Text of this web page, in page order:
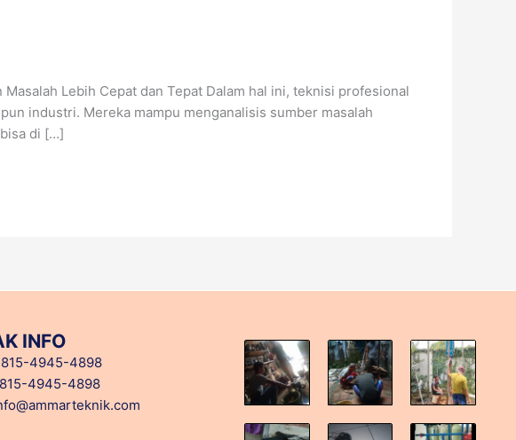
Lebih Cepat dan Tepat Dalam hal ini, teknisi profesional
industri. Mereka mampu menganalisis sumber masalah
di […]
INFO
4945-4898
4945-4898